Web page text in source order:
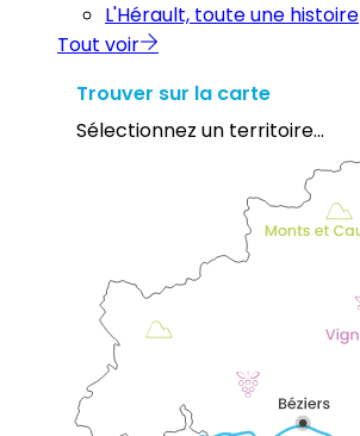
L'Hérault, toute une histoire
Tout voir
Trouver sur la carte
Sélectionnez un territoire...